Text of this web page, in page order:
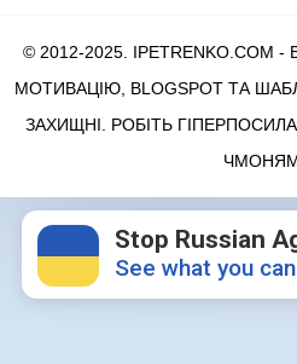
© 2012-2025. IPETRENKO.COM
МОТИВАЦІЮ, BLOGSPOT ТА
ЗАХИЩНІ. РОБІТЬ
Stop Russian
See what you